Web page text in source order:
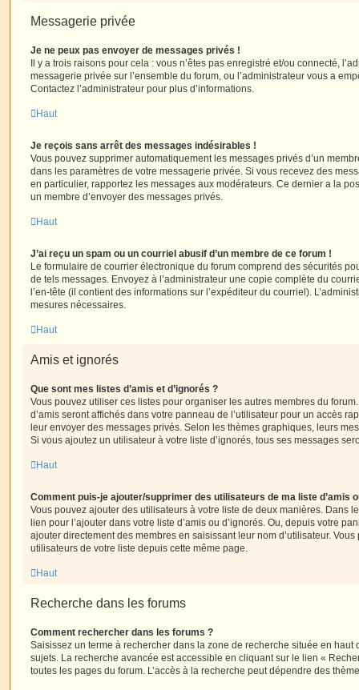
Messagerie privée
Je ne peux pas envoyer de messages privés !
Il y a trois raisons pour cela : vous n’êtes pas enregistré et/ou connecté,
messagerie privée sur l’ensemble du forum, ou l’administrateur vous a
Contactez l’administrateur pour plus d’informations.
Haut
Je reçois sans arrêt des messages indésirables !
Vous pouvez supprimer automatiquement les messages privés d’un
dans les paramètres de votre messagerie privée. Si vous recevez des
en particulier, rapportez les messages aux modérateurs. Ce dernier a la
un membre d’envoyer des messages privés.
Haut
J’ai reçu un spam ou un courriel abusif d’un membre de ce forum !
Le formulaire de courrier électronique du forum comprend des sécurités
de tels messages. Envoyez à l’administrateur une copie complète du
l’en-tête (il contient des informations sur l’expéditeur du courriel).
mesures nécessaires.
Haut
Amis et ignorés
Que sont mes listes d’amis et d’ignorés ?
Vous pouvez utiliser ces listes pour organiser les autres membres du
d’amis seront affichés dans votre panneau de l’utilisateur pour un accès
leur envoyer des messages privés. Selon les thèmes graphiques, leurs
Si vous ajoutez un utilisateur à votre liste d’ignorés, tous ses messages
Haut
Comment puis-je ajouter/supprimer des utilisateurs de ma liste d’amis
Vous pouvez ajouter des utilisateurs à votre liste de deux manières. Dans
lien pour l’ajouter dans votre liste d’amis ou d’ignorés. Ou, depuis votre
ajouter directement des membres en saisissant leur nom d’utilisateur.
utilisateurs de votre liste depuis cette même page.
Haut
Recherche dans les forums
Comment rechercher dans les forums ?
Saisissez un terme à rechercher dans la zone de recherche située en haut
sujets. La recherche avancée est accessible en cliquant sur le lien «
toutes les pages du forum. L’accès à la recherche peut dépendre des